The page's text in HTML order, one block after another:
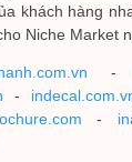
khách hàng
Niche Market
-
-
-